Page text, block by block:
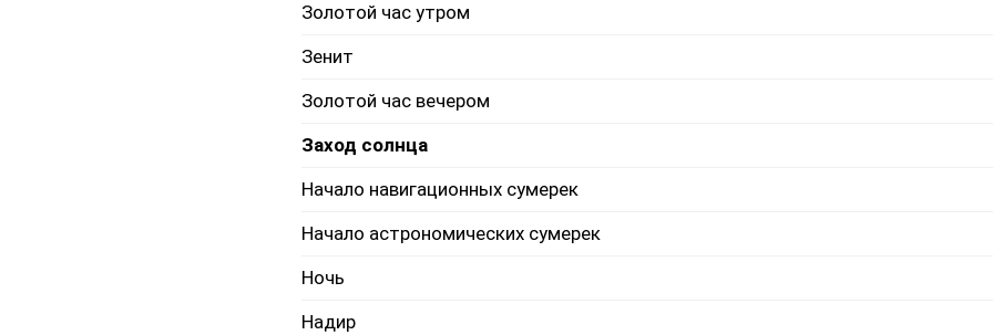
Золотой час утром
Зенит
Золотой час вечером
Заход солнца
Начало навигационных сумерек
Начало астрономических сумерек
Ночь
Надир